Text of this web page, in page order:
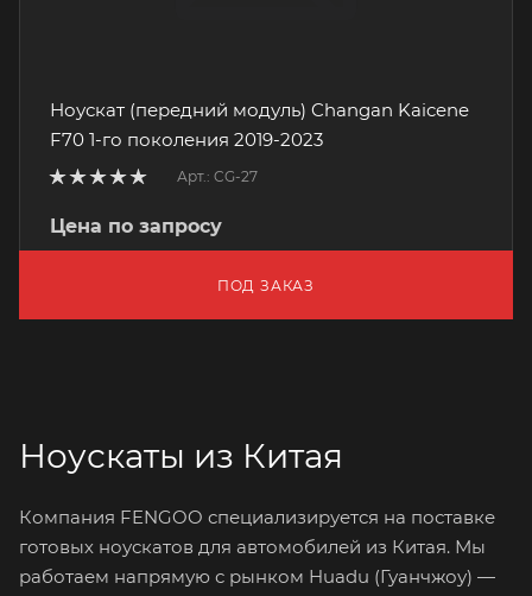
Ноускат (передний модуль) Changan Kaicene
F70 1-го поколения 2019-2023
Арт.: CG-27
Цена по запросу
ПОД ЗАКАЗ
Ноускаты из Китая
Компания FENGOO специализируется на поставке
готовых ноускатов для автомобилей из Китая. Мы
работаем напрямую с рынком Huadu (Гуанчжоу) —